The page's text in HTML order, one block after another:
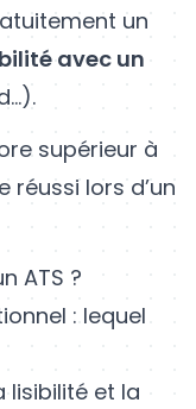
un
avec un
supérieur à
réussi lors d’un
ATS ?
: lequel
lisibilité et la